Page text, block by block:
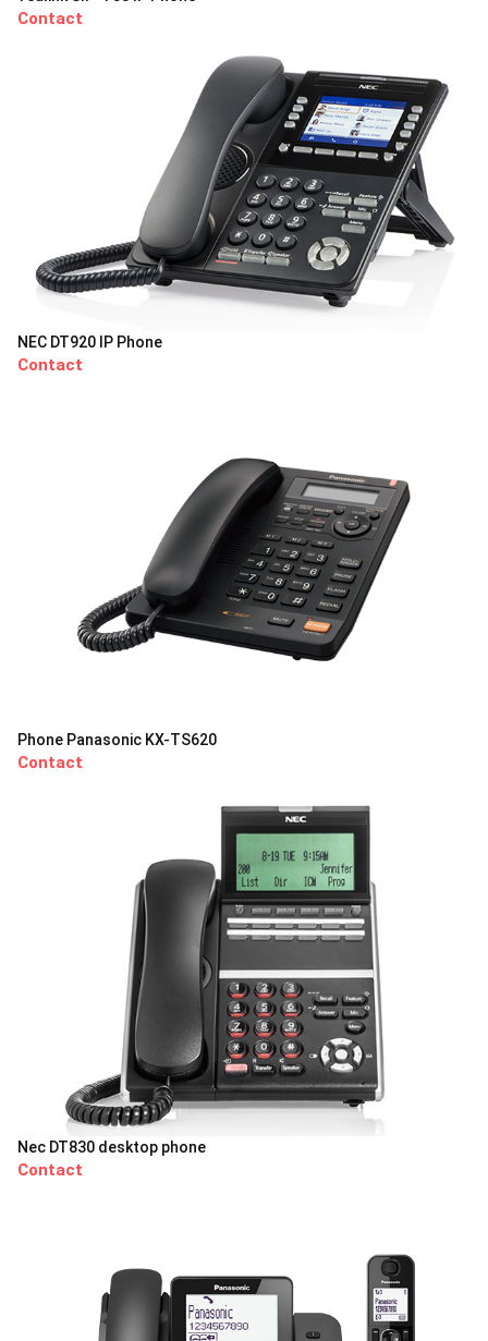
Contact
NEC DT920 IP Phone
Contact
Phone Panasonic KX-TS620
Contact
Nec DT830 desktop phone
Contact